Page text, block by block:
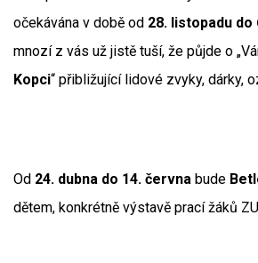
očekávána v době od 28. listopadu do
mnozí z vás už jistě tuší, že půjde o
Kopci“ přibližující lidové zvyky, dárky,
Od 24. dubna do 14. června bude
dětem, konkrétně výstavě prací žáků